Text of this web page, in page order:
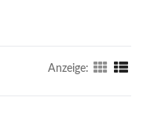
Anzeige: